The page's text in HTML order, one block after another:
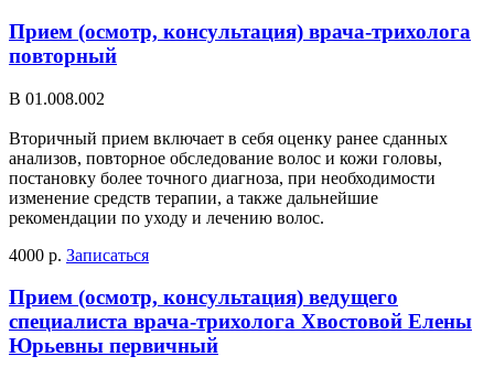
Прием (осмотр, консультация) врача-трихолога
повторный
В 01.008.002
Вторичный прием включает в себя оценку ранее сданных
анализов, повторное обследование волос и кожи головы,
постановку более точного диагноза, при необходимости
изменение средств терапии, а также дальнейшие
рекомендации по уходу и лечению волос.
4000 р. Записаться
Прием (осмотр, консультация) ведущего
специалиста врача-трихолога Хвостовой Елены
Юрьевны первичный